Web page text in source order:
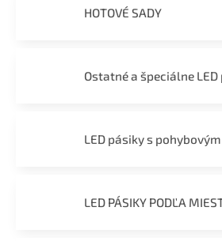
HOTOVÉ SADY
Ostatné a špeciálne LED
LED pásiky s
LED PÁSIKY PODĽA